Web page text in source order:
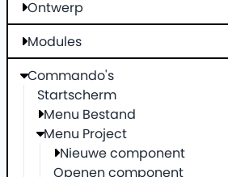
Ontwerp
Modules
Commando's
Startscherm
Menu Bestand
Menu Project
Nieuwe component
Openen component